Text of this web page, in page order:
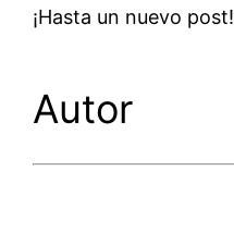
¡Hasta un nuevo post!
Autor